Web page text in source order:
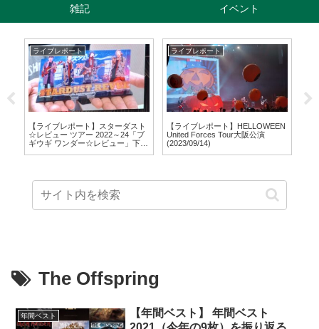
雑記 イベント
ライブレポート
【ライブレポート】スターダスト
☆レビュー ツアー 2022～24「ブ
ギウギ ワンダー☆レビュー」下松
ライブレポート
【ライブレポート】HELLOWEEN
United Forces Tour大阪公演
(2023/09/14)
The Offspring
年間ベスト
【年間ベスト】 年間ベスト